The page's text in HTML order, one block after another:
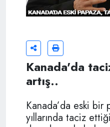
Kanada'da
artış..
Kanada’da eski
yıllarında taciz